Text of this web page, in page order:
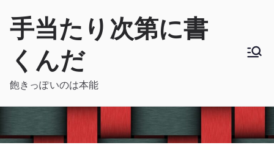
手当たり次第に書
くんだ
飽きっぽいのは本能